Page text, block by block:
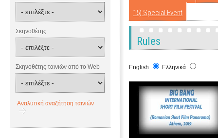
Σκηνοθέτης
Σκηνοθέτης ταινιών από το Web
Αναλυτική αναζήτηση ταινιών
15) Special Event
Rules
English Ελληνικά